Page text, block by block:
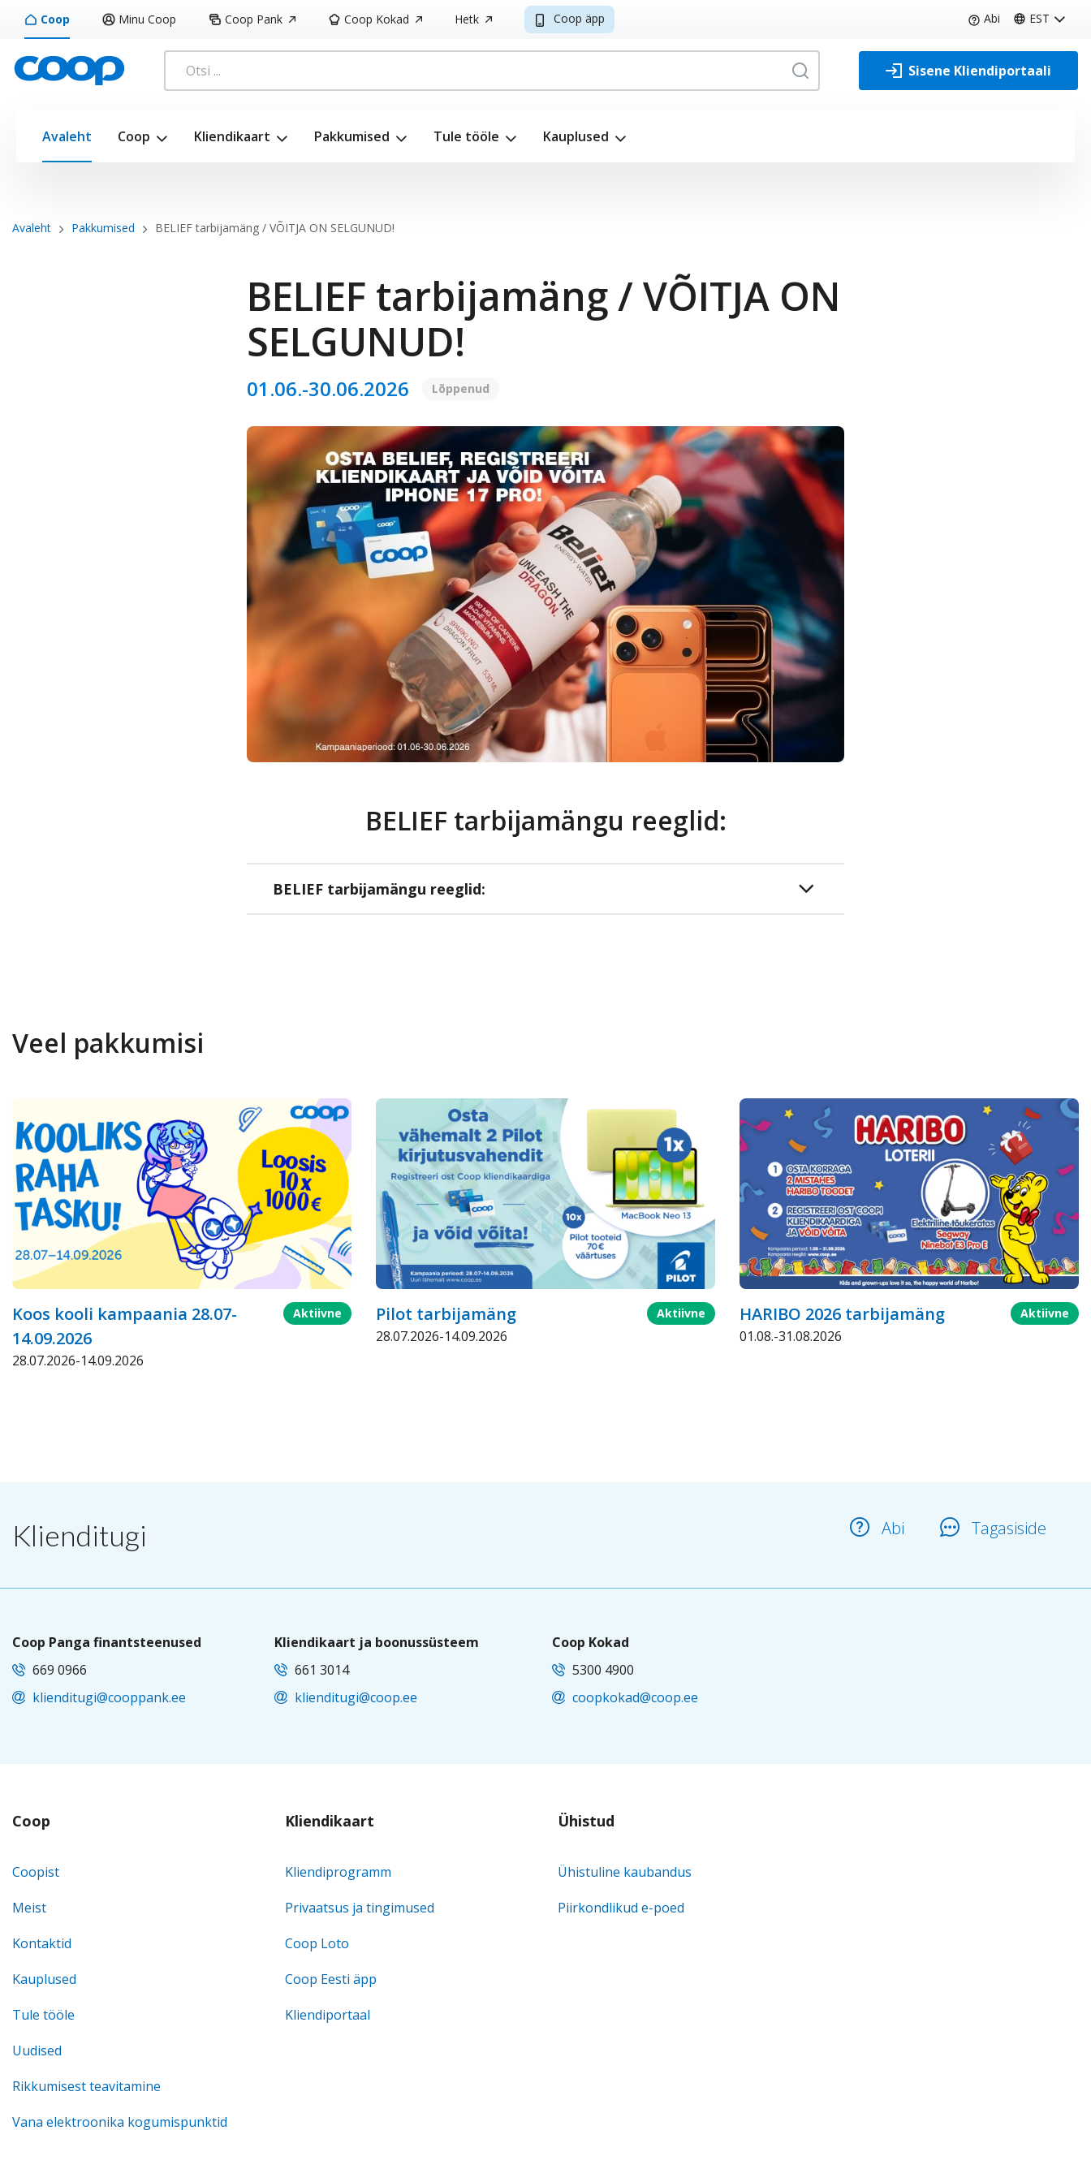
edasi
juurde
Coop Minu Coop Coop Pank Coop Kokad Hetk Coop äpp Abi EST
Otsi
Sisene Kliendiportaali
ESTAvaleht Coop Kliendikaart Pakkumised Tule tööle Kauplused
Avaleht Pakkumised BELIEF tarbijamäng / VÕITJA ON SELGUNUD!
BELIEF tarbijamäng / VÕITJA ON
SELGUNUD!
01.06.-30.06.2026 Lõppenud
BELIEF tarbijamängu reeglid:
BELIEF tarbijamängu reeglid:
Veel pakkumisi
Koos kooli kampaania 28.07-
14.09.2026
28.07.2026-14.09.2026
Aktiivne Pilot tarbijamäng
28.07.2026-14.09.2026
Aktiivne HARIBO 2026 tarbijamäng
01.08.-31.08.2026
Aktiivne
Klienditugi Abi Tagasiside
Coop Panga finantsteenused
669 0966
klienditugi@cooppank.ee
Kliendikaart ja boonussüsteem
661 3014
klienditugi@coop.ee
Coop Kokad
5300 4900
coopkokad@coop.ee
EST
Coop
Coopist
Meist
Kontaktid
Kauplused
Tule tööle
Uudised
Rikkumisest teavitamine
Vana elektroonika kogumispunktid
Kliendikaart
Kliendiprogramm
Privaatsus ja tingimused
Coop Loto
Coop Eesti äpp
Kliendiportaal
Ühistud
Ühistuline kaubandus
Piirkondlikud e-poed